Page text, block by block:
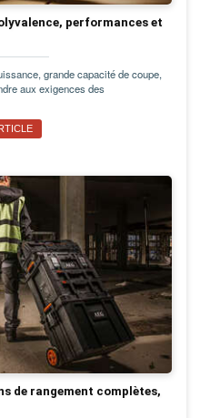
performances et
grande capacité de coupe,
aux exigences des
de rangement complètes,